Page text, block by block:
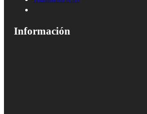
Información